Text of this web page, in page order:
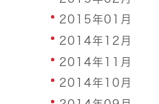
2015年01月
2014年12月
2014年11月
2014年10月